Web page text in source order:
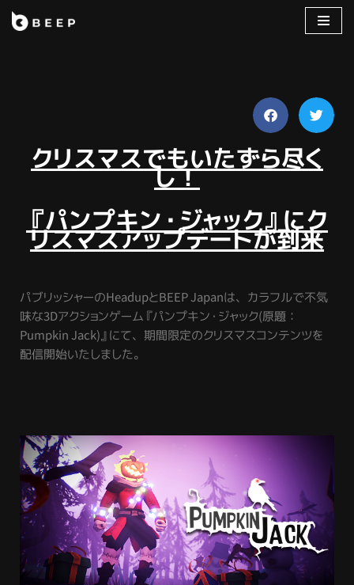
クリスマスでもいたずら尽く
し！
『パンプキン・ジャック』にク
リスマスアップデートが到来
パブリッシャーのHeadupとBEEP Japanは、カラフルで不気
味な3Dアクションゲーム『パンプキン・ジャック(原題：
Pumpkin Jack)』にて、期間限定のクリスマスコンテンツを
配信開始いたしました。